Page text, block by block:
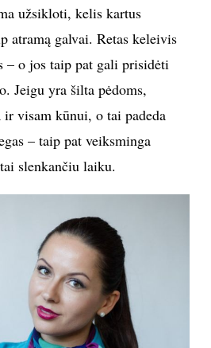
nei tikitės – bilietų
išaugti. Šią politiką vykdo ne
ir kitas paslaugas, pavyzdžiui,
bendrovės.
Asmeninio albumo nuotr.